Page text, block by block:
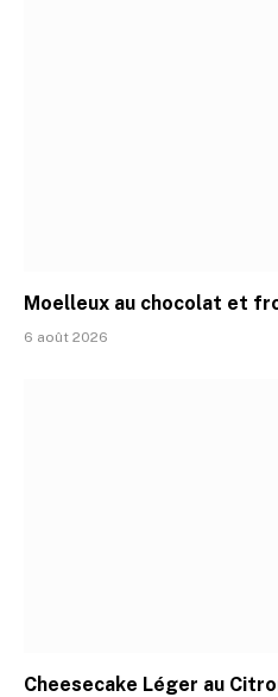
Moelleux au chocolat et
6 août 2026
Cheesecake Léger au